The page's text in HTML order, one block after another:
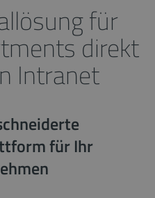
für
direkt
Intranet
für Ihr